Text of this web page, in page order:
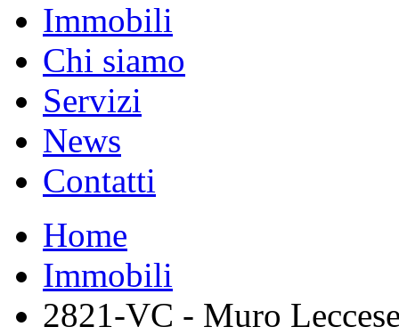
Immobili
Chi siamo
Servizi
News
Contatti
Home
Immobili
2821-VC - Muro